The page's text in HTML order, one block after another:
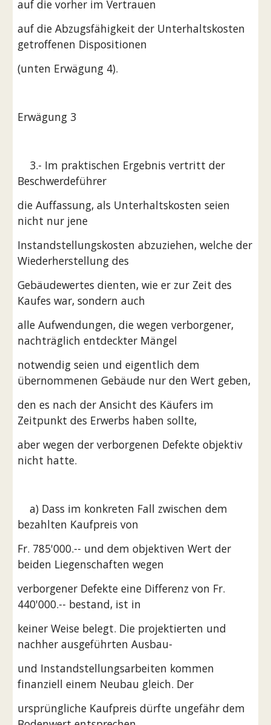
auf die vorher im Vertrauen
auf die Abzugsfähigkeit der Unterhaltskosten
getroffenen Dispositionen
(unten Erwägung 4).
Erwägung 3
Beschwerdeführer
die Auffassung, als Unterhaltskosten seien
nicht nur jene
Instandstellungskosten abzuziehen, welche der
Wiederherstellung des
Gebäudewertes dienten, wie er zur Zeit des
Kaufes war, sondern auch
alle Aufwendungen, die wegen verborgener,
nachträglich entdeckter Mängel
notwendig seien und eigentlich dem
übernommenen Gebäude nur den Wert geben,
den es nach der Ansicht des Käufers im
Zeitpunkt des Erwerbs haben sollte,
aber wegen der verborgenen Defekte objektiv
nicht hatte.
    a) Dass im konkreten Fall zwischen dem
bezahlten Kaufpreis von
Fr. 785'000.-- und dem objektiven Wert der
beiden Liegenschaften wegen
verborgener Defekte eine Differenz von Fr.
440'000.-- bestand, ist in
keiner Weise belegt. Die projektierten und
nachher ausgeführten Ausbau-
und Instandstellungsarbeiten kommen
finanziell einem Neubau gleich. Der
ursprüngliche Kaufpreis dürfte ungefähr dem